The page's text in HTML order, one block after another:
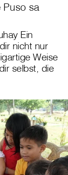
Puso sa
Ein
nicht nur
Weise
selbst, die